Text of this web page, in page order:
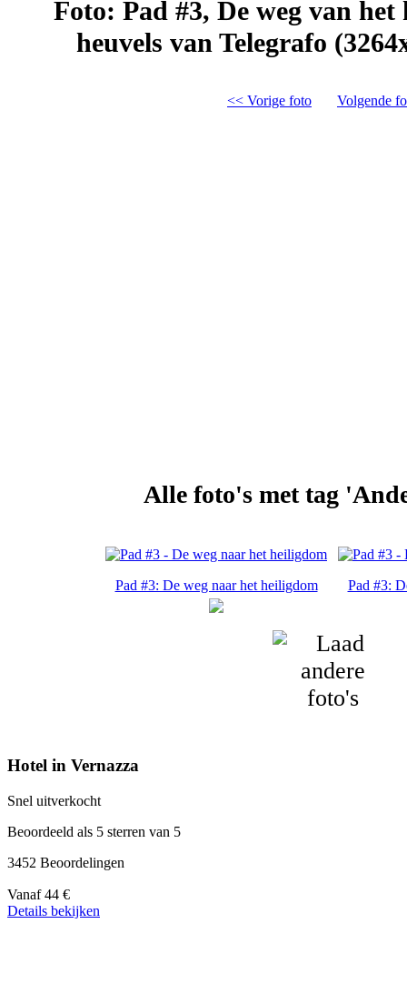
Foto: Pad #3, De weg van
heuvels van Telegrafo
<< Vorige foto Volgende
Alle foto's met tag
Pad #3: De weg naar het heiligdom Pad #3:
Hotel in Vernazza
Snel uitverkocht
Beoordeeld als 5 sterren van 5
3452 Beoordelingen
Prijs
vanaf
Vanaf 44 €
Details bekijken